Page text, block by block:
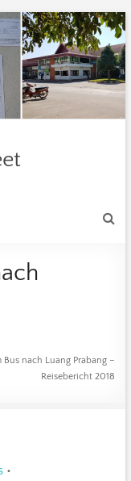
Bus nach Luang Prabang –
Reisebericht 2018
•